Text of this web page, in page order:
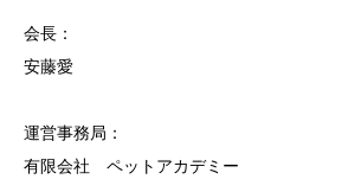
会長：
安藤愛
運営事務局：
有限会社 ペットアカデミー